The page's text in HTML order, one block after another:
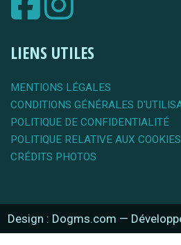
LIENS UTILES
MENTIONS LÉGALES
CONDITIONS GÉNÉRALES
POLITIQUE DE CONFIDENTIALITÉ
POLITIQUE RELATIVE AUX COOKIES
CRÉDITS PHOTOS
Design : Dogms.com —